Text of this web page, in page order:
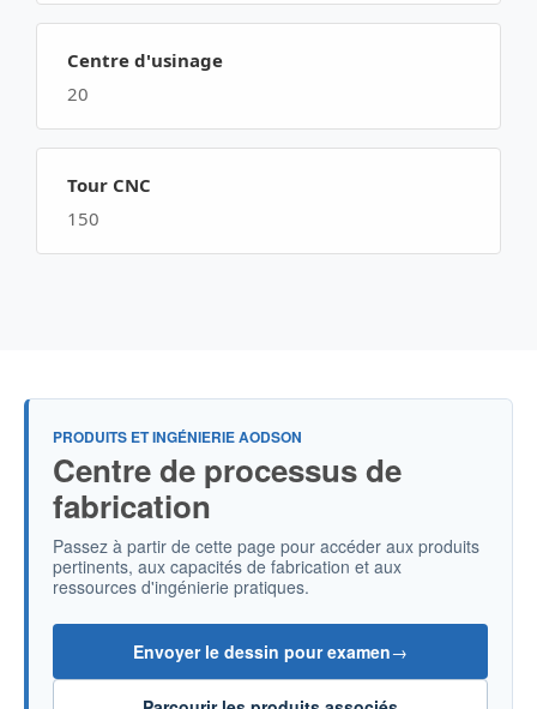
Centre d'usinage
20
Tour CNC
150
PRODUITS ET INGÉNIERIE AODSON
Centre de processus de
fabrication
Passez à partir de cette page pour accéder aux produits
pertinents, aux capacités de fabrication et aux
ressources d'ingénierie pratiques.
Envoyer le dessin pour examen→